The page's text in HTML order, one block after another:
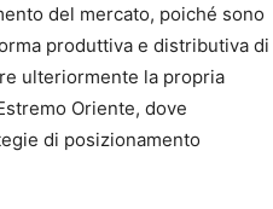
del mercato, poiché sono
produttiva e distributiva di
ulteriormente la propria
Oriente, dove
di posizionamento